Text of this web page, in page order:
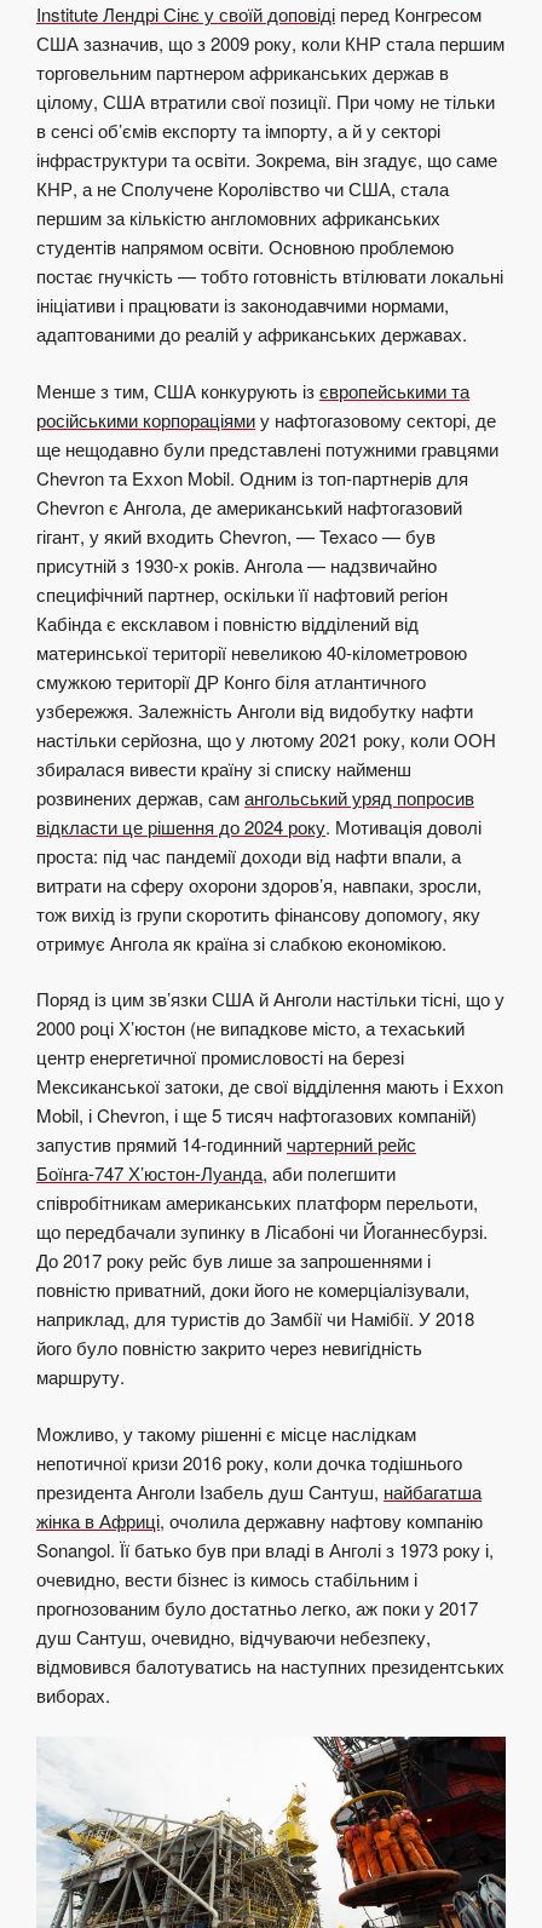
Institute Лендрі Сінє у своїй доповіді перед Конгресом
США зазначив, що з 2009 року, коли КНР стала першим
торговельним партнером африканських держав в
цілому, США втратили свої позиції. При чому не тільки
в сенсі об’ємів експорту та імпорту, а й у секторі
інфраструктури та освіти. Зокрема, він згадує, що саме
КНР, а не Сполучене Королівство чи США, стала
першим за кількістю англомовних африканських
студентів напрямом освіти. Основною проблемою
постає гнучкість — тобто готовність втілювати локальні
ініціативи і працювати із законодавчими нормами,
адаптованими до реалій у африканських державах.
Менше з тим, США конкурують ізєвропейськими та
російськими корпораціямиу нафтогазовому секторі, де
ще нещодавно були представлені потужними гравцями
Chevron та Exxon Mobil. Одним із топ-партнерів для
Chevron є Ангола, де американський нафтогазовий
гігант, у який входить Chevron, — Texaco — був
присутній з 1930-х років. Ангола — надзвичайно
специфічний партнер, оскільки її нафтовий регіон
Кабінда є ексклавом і повністю відділений від
материнської території невеликою 40-кілометровою
смужкою території ДР Конго біля атлантичного
узбережжя. Залежність Анголи від видобутку нафти
настільки серйозна, що у лютому 2021 року, коли ООН
збиралася вивести країну зі списку найменш
розвинених держав, самангольський уряд попросив
відкласти це рішення до 2024 року. Мотивація доволі
проста: під час пандемії доходи від нафти впали, а
витрати на сферу охорони здоров’я, навпаки, зросли,
тож вихід із групи скоротить фінансову допомогу, яку
отримує Ангола як країна зі слабкою економікою.
Поряд із цим зв’язки США й Анголи настільки тісні, що у
2000 році Х’юстон (не випадкове місто, а техаський
центр енергетичної промисловості на березі
Мексиканської затоки, де свої відділення мають і Exxon
Mobil, і Chevron, і ще 5 тисяч нафтогазових компаній)
запустив прямий 14-годиннийчартерний рейс
Боїнга-747 Х’юстон-Луанда, аби полегшити
співробітникам американських платформ перельоти,
що передбачали зупинку в Лісабоні чи Йоганнесбурзі.
До 2017 року рейс був лише за запрошеннями і
повністю приватний, доки його не комерціалізували,
наприклад, для туристів до Замбії чи Намібії. У 2018
його було повністю закрито через невигідність
маршруту.
Можливо, у такому рішенні є місце наслідкам
непотичної кризи 2016 року, коли дочка тодішнього
президента Анголи Ізабель душ Сантуш, найбагатша
жінка в Африці, очолила державну нафтову компанію
Sonangol. Її батько був при владі в Анголі з 1973 року і,
очевидно, вести бізнес із кимось стабільним і
прогнозованим було достатньо легко, аж поки у 2017
душ Сантуш, очевидно, відчуваючи небезпеку,
відмовився балотуватись на наступних президентських
виборах.